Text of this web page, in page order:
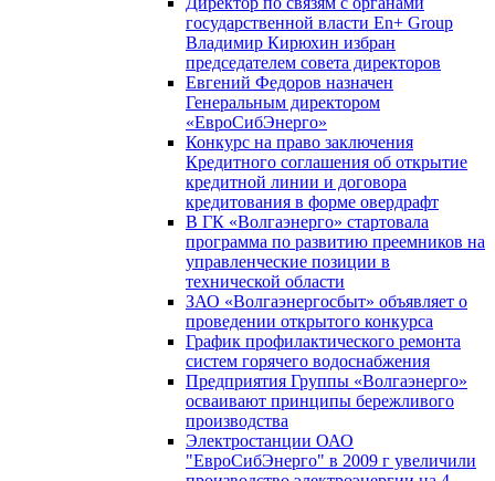
государственной власти En+ Group
Владимир Кирюхин избран
председателем совета директоров
Евгений Федоров назначен
Генеральным директором
«ЕвроСибЭнерго»
Конкурс на право заключения
Кредитного соглашения об открытие
кредитной линии и договора
кредитования в форме овердрафт
В ГК «Волгаэнерго» стартовала
программа по развитию преемников на
управленческие позиции в
технической области
ЗАО «Волгаэнергосбыт» объявляет о
проведении открытого конкурса
График профилактического ремонта
систем горячего водоснабжения
Предприятия Группы «Волгаэнерго»
осваивают принципы бережливого
производства
Электростанции ОАО
"ЕвроСибЭнерго" в 2009 г увеличили